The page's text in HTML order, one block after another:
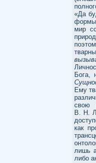
«Да
формы
мир
Ему
свою
В. Н.
как
лишь
либо